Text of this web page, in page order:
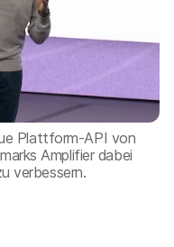
Plattform-API von
Amplifier dabei
verbessern.